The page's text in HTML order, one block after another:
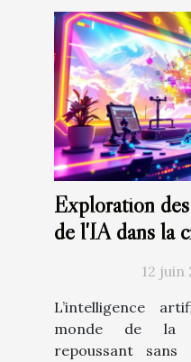
Exploration
de l'IA dans la
12 juin
L’intelligence
monde de la
repoussant